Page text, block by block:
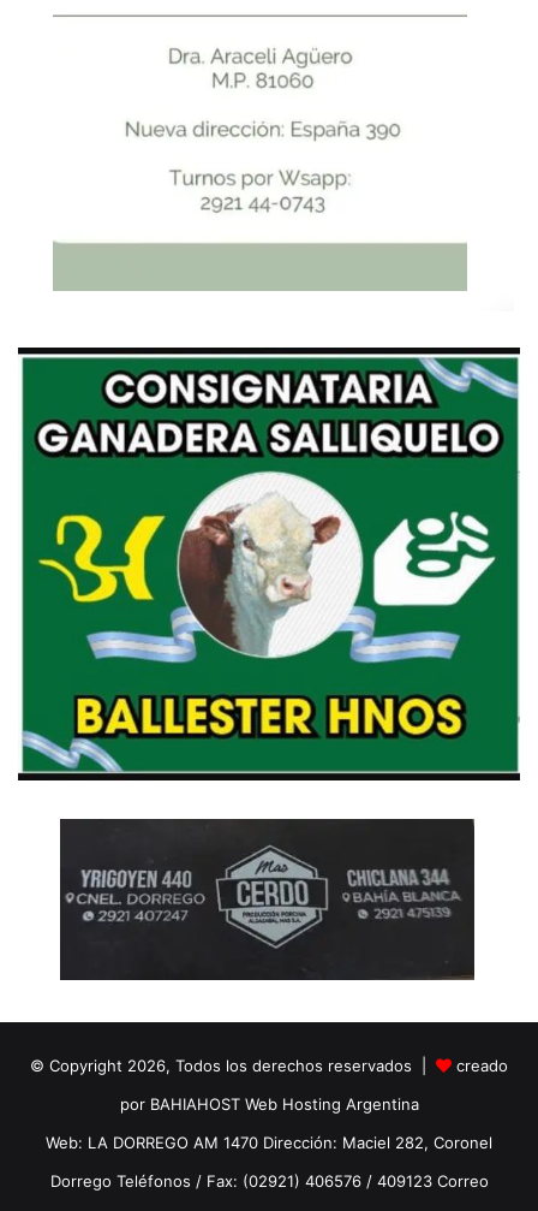
© Copyright 2026, Todos los derechos reservados |
creado
por BAHIAHOST Web Hosting Argentina
Web: LA DORREGO AM 1470 Dirección: Maciel 282, Coronel
Dorrego Teléfonos / Fax: (02921) 406576 / 409123 Correo